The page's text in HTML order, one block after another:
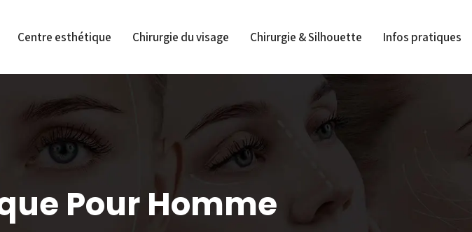
Centre esthétique Chirurgie du visage Chirurgie & Silhouette Infos pratiques
Pour Homme